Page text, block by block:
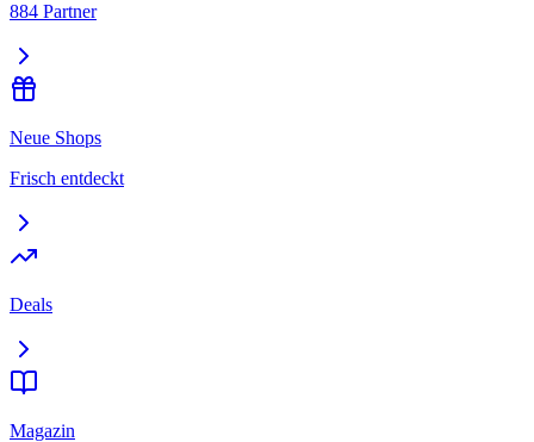
884 Partner
Neue Shops
Frisch entdeckt
Deals
Magazin